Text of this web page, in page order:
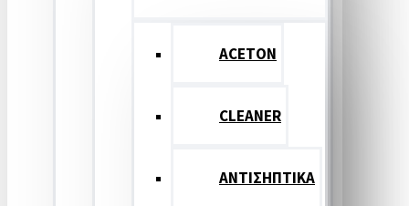
ACETON
CLEANER
ΑΝΤΙΣΗΠΤΙΚΑ